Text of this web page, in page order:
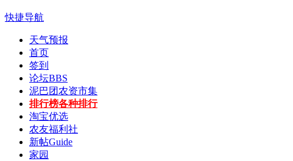
快捷导航
天气预报
首页
签到
论坛BBS
泥巴团农资市集
排行榜各种排行
淘宝优选
农友福利社
新帖Guide
家园